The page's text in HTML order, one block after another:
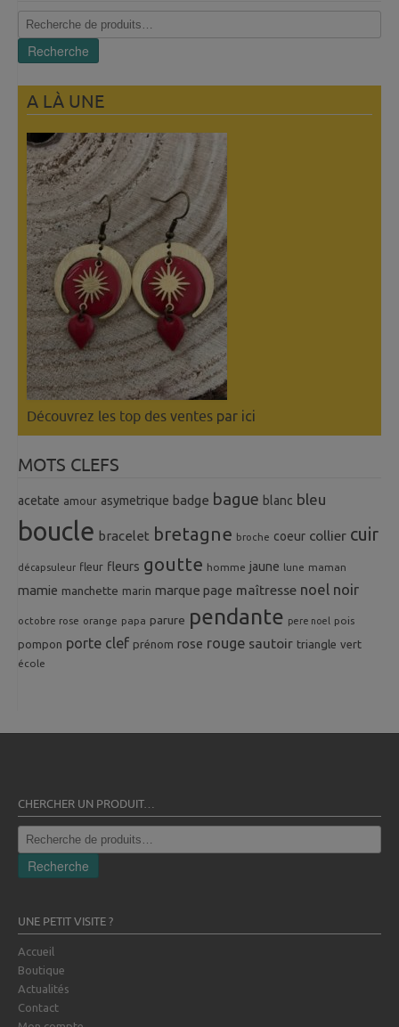
Recherche
pour :
Recherche
A LÀ UNE
Découvrez les top des ventes par ici
MOTS CLEFS
acetate amour asymetrique badge bague blanc bleu
boucle bracelet bretagne broche coeur collier cuir
décapsuleur fleur fleurs goutte homme jaune lune maman
mamie manchette marin marque page maîtresse noel noir
octobre rose orange papa parure pendante pere noel pois
pompon porte clef prénom rose rouge sautoir triangle vert
école
CHERCHER UN PRODUIT…
Recherche
pour :
Recherche
UNE PETIT VISITE ?
Accueil
Boutique
Actualités
Contact